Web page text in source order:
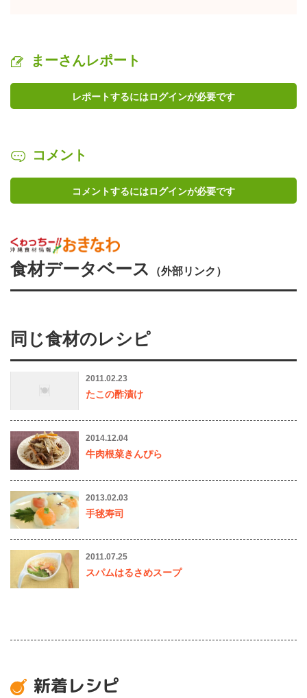
まーさんレポート
レポートするにはログインが必要です
コメント
コメントするにはログインが必要です
食材データベース （外部リンク）
同じ食材のレシピ
2011.02.23
たこの酢漬け
2014.12.04
牛肉根菜きんぴら
2013.02.03
手毬寿司
2011.07.25
スパムはるさめスープ
新着レシピ